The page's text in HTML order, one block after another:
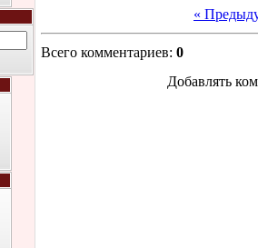
«
Всего комментариев: 0
Добавлять